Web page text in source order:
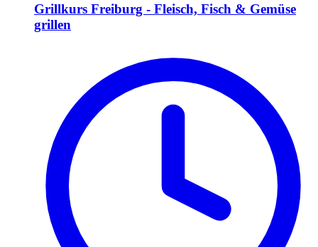
Grillkurs Freiburg - Fleisch, Fisch & Gemüse
grillen